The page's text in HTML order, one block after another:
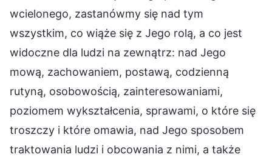
wcielonego, zastanówmy się nad tym
wszystkim, co wiąże się z Jego rolą, a co jest
widoczne dla ludzi na zewnątrz: nad Jego
mową, zachowaniem, postawą, codzienną
rutyną, osobowością, zainteresowaniami,
poziomem wykształcenia, sprawami, o które się
troszczy i które omawia, nad Jego sposobem
traktowania ludzi i obcowania z nimi, a także